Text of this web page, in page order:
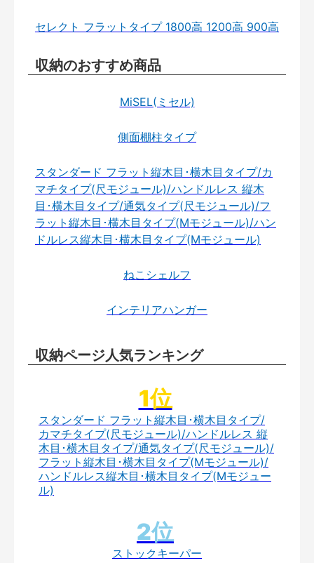
セレクト フラットタイプ 1800高 1200高 900高
収納のおすすめ商品
MiSEL(ミセル)
側面棚柱タイプ
スタンダード フラット縦木目･横木目タイプ/カ
マチタイプ(尺モジュール)/ハンドルレス 縦木
目･横木目タイプ/通気タイプ(尺モジュール)/フ
ラット縦木目･横木目タイプ(Mモジュール)/ハン
ドルレス縦木目･横木目タイプ(Mモジュール)
ねこシェルフ
インテリアハンガー
収納ページ人気ランキング
スタンダード フラット縦木目･横木目タイプ/
カマチタイプ(尺モジュール)/ハンドルレス 縦
木目･横木目タイプ/通気タイプ(尺モジュール)/
フラット縦木目･横木目タイプ(Mモジュール)/
ハンドルレス縦木目･横木目タイプ(Mモジュー
ル)
ストックキーパー